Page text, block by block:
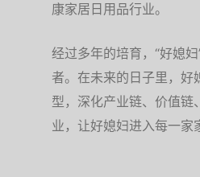
康家居日用品行业。
经过多年的培育，“好媳
者。在未来的日子里，
型，深化产业链、价值
业，让好媳妇进入每一家